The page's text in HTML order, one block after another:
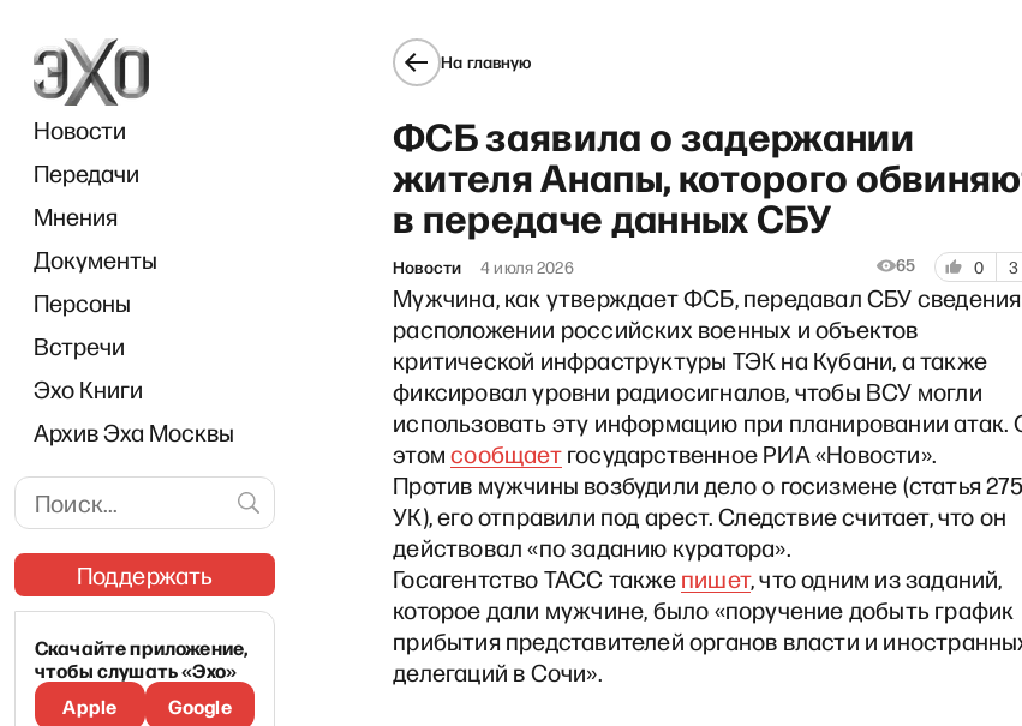
Новости
Передачи
Мнения
Документы
Персоны
Встречи
Эхо Книги
Архив Эха Москвы
Поддержать
Скачайте приложение,
чтобы слушать «Эхо»
Apple
Google
На главную
ФСБ заявила о задержании
жителя Анапы, которого
в передаче данных СБУ
Новости 4 июля 2026 65 0 3
Мужчина, как утверждает ФСБ, передавал СБУ
расположении российских военных и объектов
критической инфраструктуры ТЭК на Кубани, а также
фиксировал уровни радиосигналов, чтобы ВСУ могли
использовать эту информацию при планировании атак.
этомсообщаетгосударственное РИА «Новости».
Против мужчины возбудили дело о госизмене (статья 275
УК), его отправили под арест. Следствие считает, что он
действовал «по заданию куратора».
Госагентство ТАСС такжепишет, что одним из заданий,
которое дали мужчине, было «поручение добыть график
прибытия представителей органов власти и
делегаций в Сочи».
«Хочу сказать. Ларина»